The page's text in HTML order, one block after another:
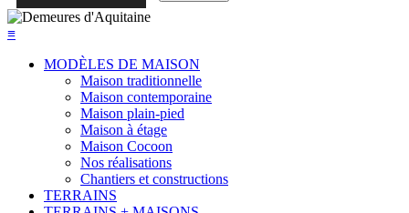
≡
MODÈLES DE MAISON
Maison traditionnelle
Maison contemporaine
Maison plain-pied
Maison à étage
Maison Cocoon
Nos réalisations
Chantiers et constructions
TERRAINS